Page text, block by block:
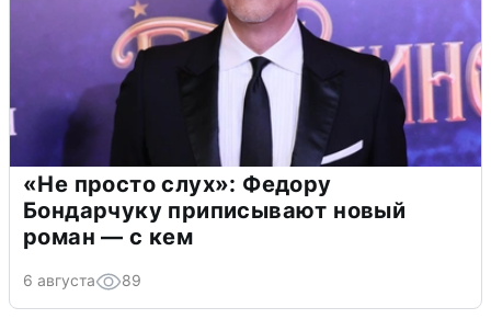
«Не просто слух»: Федору
Бондарчуку приписывают новый
роман — с кем
6 августа 89